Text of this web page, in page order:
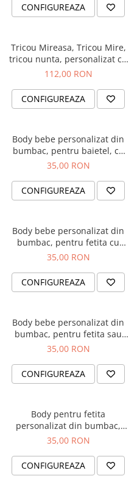
Coliere
Semn de carte
Card metalic
Cadouri Copii
Cadouri 1-8 Martie
Cadouri Paste
Halloween
Portfard Personalizat
Tablou Personalizat
CONFIGUREAZA
Tricou Mireasa, Tricou Mire,
tricou nunta, personalizat cu
design negru sclipicios
112,00 RON
CONFIGUREAZA
Body bebe personalizat din
bumbac, pentru baietel, cu
nume si pisicuta, cadou
35,00 RON
CONFIGUREAZA
Body bebe personalizat din
bumbac, pentru fetita cu
nume si pisicuta, cadou
35,00 RON
CONFIGUREAZA
Body bebe personalizat din
bumbac, pentru fetita sau
baietel, cu nume si elefant,
BPF5
35,00 RON
CONFIGUREAZA
Body pentru fetita
personalizat din bumbac,
Bunica ma adora
35,00 RON
CONFIGUREAZA